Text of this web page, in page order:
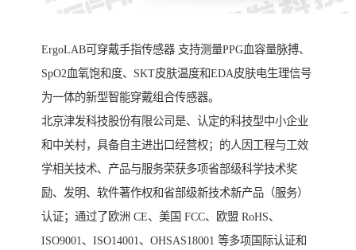
ErgoLAB可穿戴手指传感器 支持测量PPG血容量脉搏、
SpO2血氧饱和度、SKT皮肤温度和EDA皮肤电生理信号
为一体的新型智能穿戴组合传感器。
北京津发科技股份有限公司是、认定的科技型中小企业
和中关村，具备自主进出口经营权；的人因工程与工效
学相关技术、产品与服务荣获多项省部级科学技术奖
励、发明、软件著作权和省部级新技术新产品（服务）
认证；通过了欧洲 CE、美国 FCC、欧盟 RoHS、
ISO9001、ISO14001、OHSAS18001 等多项国际认证和